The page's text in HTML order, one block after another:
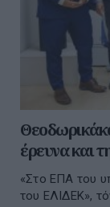
έρευνα και
«Στο ΕΠΑ του
του ΕΛΙΔΕΚ»,